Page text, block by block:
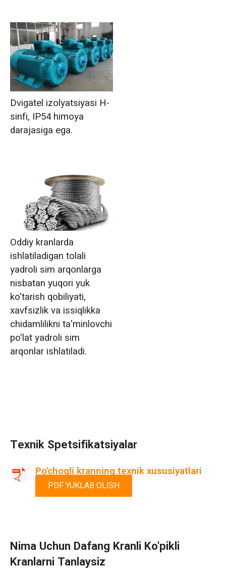
Dvigatel izolyatsiyasi H-
sinfi, IP54 himoya
darajasiga ega.
Oddiy kranlarda
ishlatiladigan tolali
yadroli sim arqonlarga
nisbatan yuqori yuk
ko'tarish qobiliyati,
xavfsizlik va issiqlikka
chidamlilikni ta'minlovchi
po'lat yadroli sim
arqonlar ishlatiladi.
Texnik Spetsifikatsiyalar
Po'choqli kranning texnik xususiyatlari
PDF YUKLAB OLISH
Nima Uchun Dafang Kranli Ko'pikli
Kranlarni Tanlaysiz